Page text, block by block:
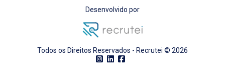
Desenvolvido por
Todos os Direitos Reservados - Recrutei © 2026